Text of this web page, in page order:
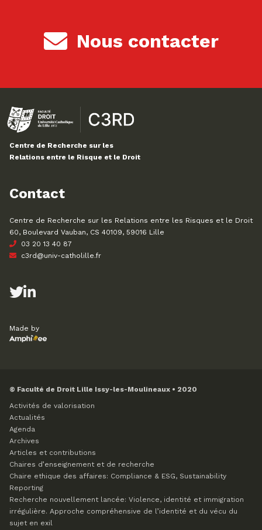
Nous contacter
Centre de Recherche sur les
Relations entre le Risque et le Droit
Contact
Centre de Recherche sur les Relations entre les Risques et le Droit
60, Boulevard Vauban, CS 40109, 59016 Lille
03 20 13 40 87
c3rd@univ-catholille.fr
Made by
© Faculté de Droit Lille Issy-les-Moulineaux • 2020
Activités de valorisation
Actualités
Agenda
Archives
Articles et contributions
Chaires d’enseignement et de recherche
Chaire ethique des affaires: Compliance & ESG, Sustainability
Reporting
Recherche nouvellement lancée: Violence, identité et immigration
irrégulière. Approche compréhensive de l’identité et du vécu du
sujet en exil